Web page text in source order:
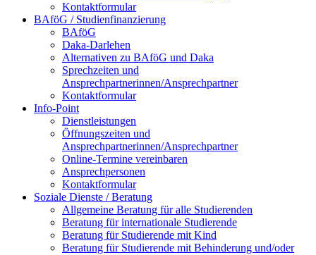
Kontaktformular
BAföG / Studienfinanzierung
BAföG
Daka-Darlehen
Alternativen zu BAföG und Daka
Sprechzeiten und
Ansprechpartnerinnen/Ansprechpartner
Kontaktformular
Info-Point
Dienstleistungen
Öffnungszeiten und
Ansprechpartnerinnen/Ansprechpartner
Online-Termine vereinbaren
Ansprechpersonen
Kontaktformular
Soziale Dienste / Beratung
Allgemeine Beratung für alle Studierenden
Beratung für internationale Studierende
Beratung für Studierende mit Kind
Beratung für Studierende mit Behinderung und/oder